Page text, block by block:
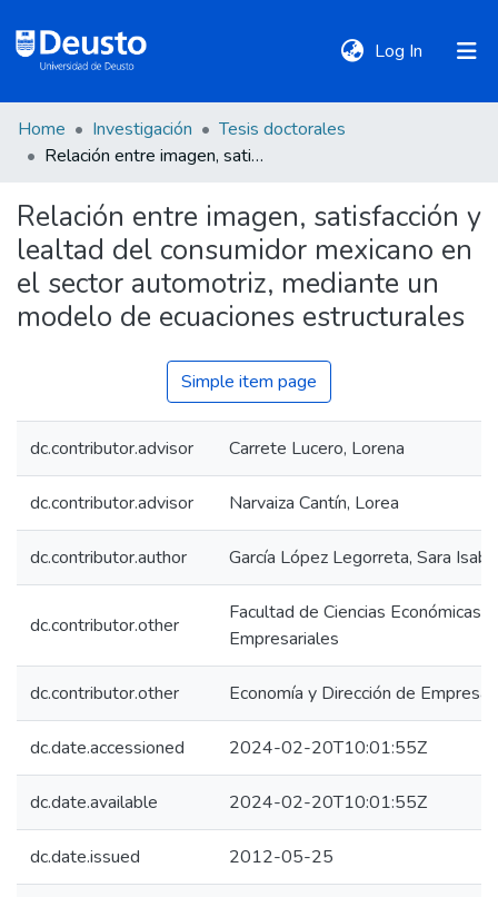
Log In (current)
DeustoTeka
Communities
&
Collections
Statistics
Home Investigación
Tesis doctorales
Relación entre imagen, satisfacción y lealtad del consumidor mexicano en el sector automotriz, mediante un modelo de ecuaciones estructurales
Relación entre imagen, satisfacción y
lealtad del consumidor mexicano en
el sector automotriz, mediante un
modelo de ecuaciones estructurales
Simple item page
dc.contributor.advisor Carrete Lucero, Lorena
dc.contributor.advisor Narvaiza Cantín, Lorea
dc.contributor.author García López Legorreta, Sara
dc.contributor.other
Facultad de Ciencias Económicas y
Empresariales
dc.contributor.other Economía y Dirección de Empresas
dc.date.accessioned 2024-02-20T10:01:55Z
dc.date.available 2024-02-20T10:01:55Z
dc.date.issued 2012-05-25